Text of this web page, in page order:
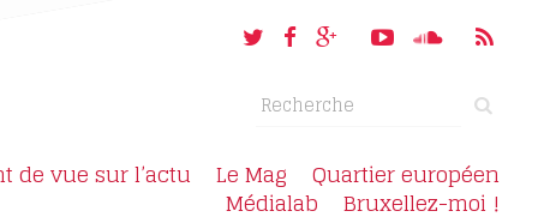
de vue sur l’actu Le Mag Quartier européen
Médialab Bruxellez-moi !